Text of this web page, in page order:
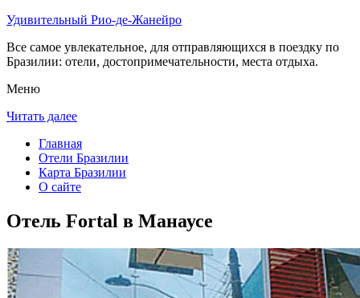
Удивительный Рио-де-Жанейро
Все самое увлекательное, для отправляющихся в поездку по
Бразилии: отели, достопримечательности, места отдыха.
Меню
Читать далее
Главная
Отели Бразилии
Карта Бразилии
О сайте
Отель Fortal в Манаусе